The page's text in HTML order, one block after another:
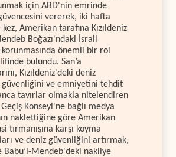
için ABD'nin emrinde
vererek, iki hafta
Amerikan tarafına Kızıldeniz
Boğazı'ndaki İsrail
önemli bir rol
bulundu. San’a
Kızıldeniz'deki deniz
ve emniyetini tehdit
tavırlar olmakla nitelendiren
Konseyi'ne bağlı medya
naklettiğine göre Amerikan
tırmanışına karşı koyma
ve deniz güvenliğini artırmak,
Babu’l-Mendeb'deki nakliye